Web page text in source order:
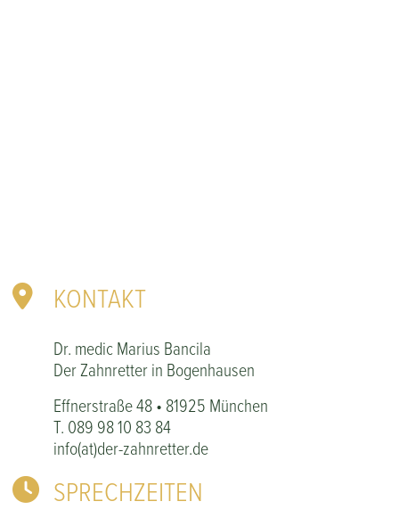
KONTAKT
Dr. medic Marius Bancila
Der Zahnretter in Bogenhausen
Effnerstraße 48 • 81925 München
T. 089 98 10 83 84
info(at)der-zahnretter.de
SPRECHZEITEN